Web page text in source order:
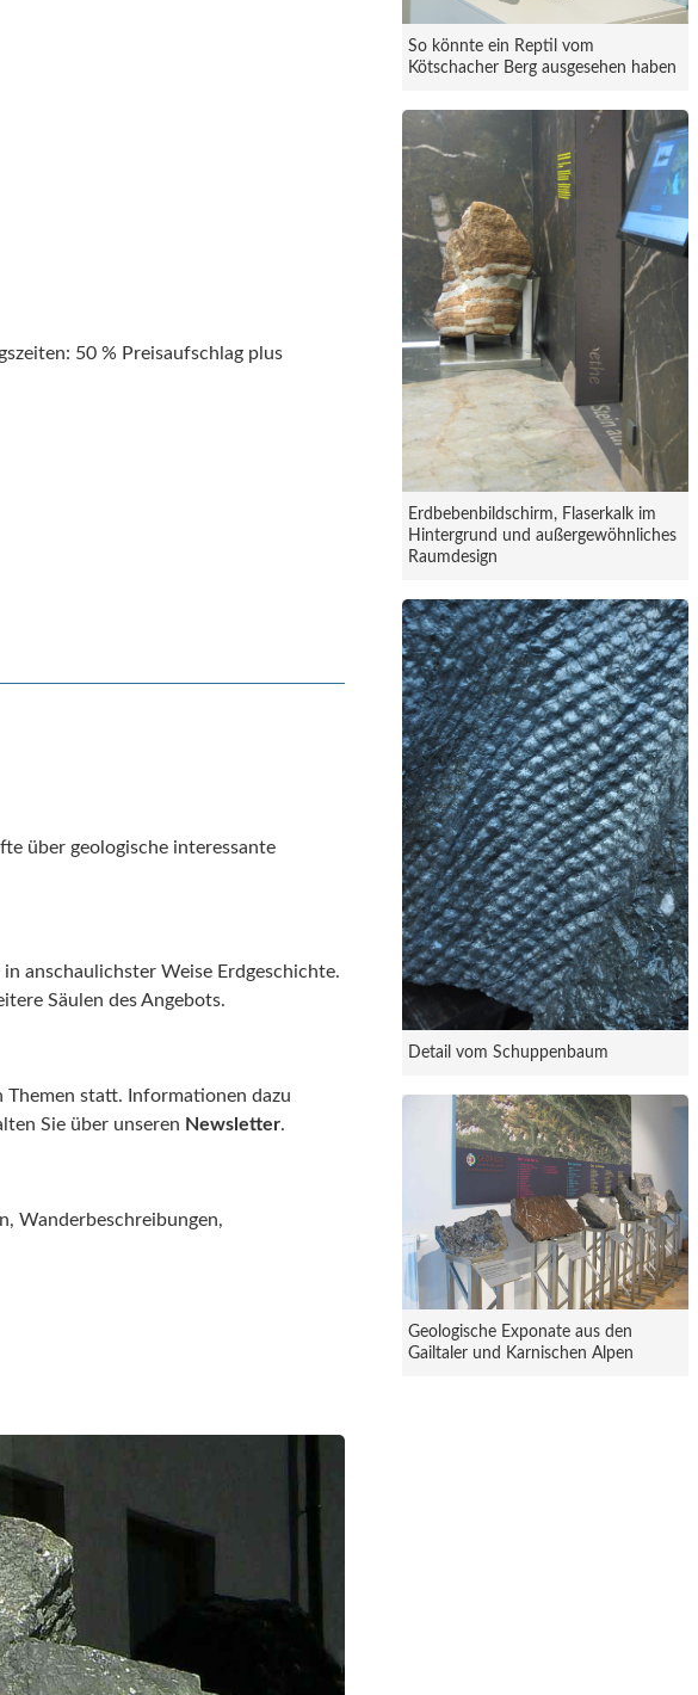
50 % Preisaufschlag plus
über geologische interessante
anschaulichster Weise Erdgeschichte.
Säulen des Angebots.
Themen statt. Informationen dazu
Sie über unseren Newsletter.
Wanderbeschreibungen,
So könnte ein Reptil vom
Kötschacher Berg ausgesehen haben
Erdbebenbildschirm, Flaserkalk im
Hintergrund und außergewöhnliches
Raumdesign
Detail vom Schuppenbaum
Geologische Exponate aus den
Gailtaler und Karnischen Alpen